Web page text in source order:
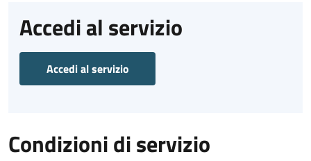
Accedi al servizio
Accedi al servizio
Condizioni di servizio